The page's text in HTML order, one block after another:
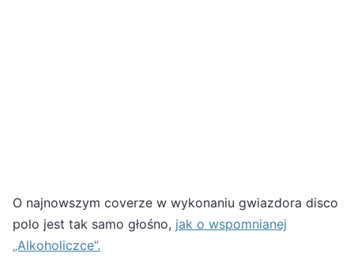
O najnowszym coverze w wykonaniu gwiazdora disco
polo jest tak samo głośno, jak o wspomnianej
„Alkoholiczce”.